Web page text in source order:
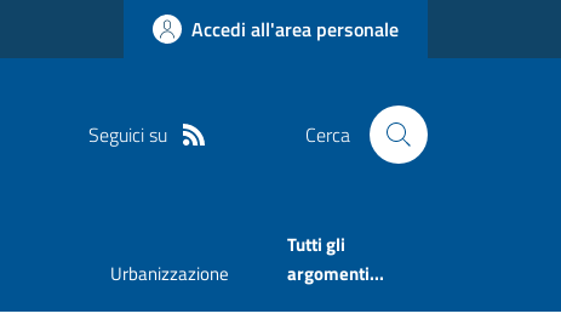
Accedi all'area personale
Seguici su Cerca
Urbanizzazione
Tutti gli
argomenti...